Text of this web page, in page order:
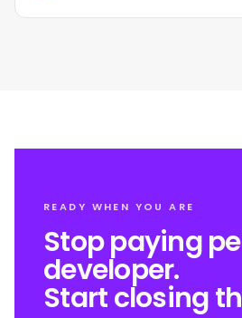
READY WHEN YOU ARE
Stop paying
developer.
Start closing